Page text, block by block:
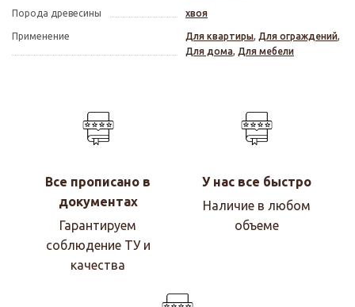
Порода древесины хвоя
Применение Для квартиры, Для ограждений,
Для дома, Для мебели
Все прописано в
документах
Гарантируем
соблюдение ТУ и
качества
У нас все быстро
Наличие в любом
объеме